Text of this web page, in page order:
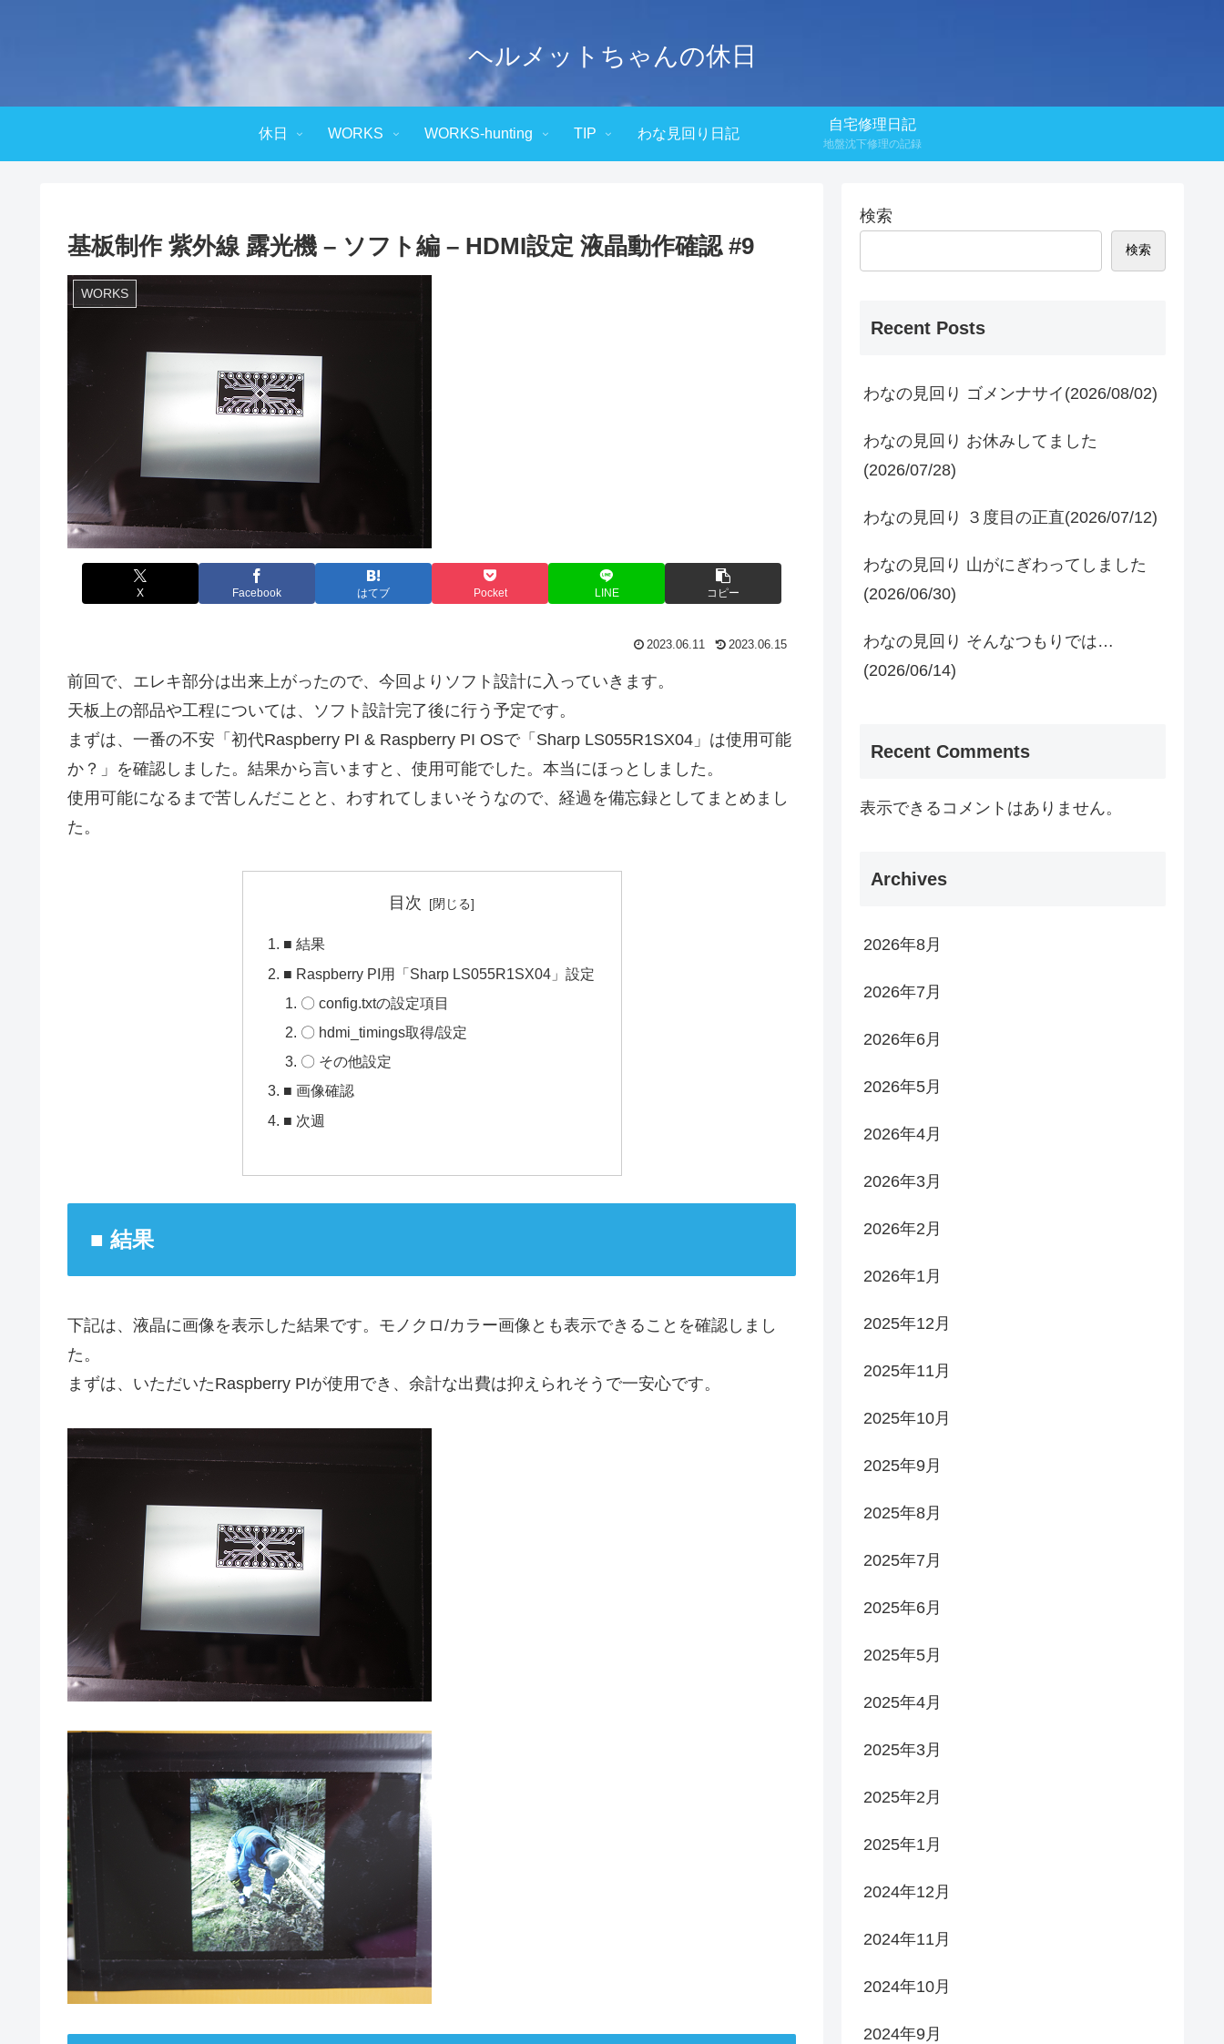
ヘルメットちゃんの休日
休日 WORKS WORKS-hunting TIP わな見回り日記
自宅修理日記
地盤沈下修理の記録
基板制作 紫外線 露光機 – ソフト編 – HDMI設定 液晶動作確認 #9
WORKS
X Facebook はてブ Pocket LINE コピー
2023.06.11 2023.06.15
前回で、エレキ部分は出来上がったので、今回よりソフト設計に入っていきます。
天板上の部品や工程については、ソフト設計完了後に行う予定です。
まずは、一番の不安「初代Raspberry PI & Raspberry PI OSで「Sharp LS055R1SX04」は使用可能
か？」を確認しました。結果から言いますと、使用可能でした。本当にほっとしました。
使用可能になるまで苦しんだことと、わすれてしまいそうなので、経過を備忘録としてまとめまし
た。
目次
■ 結果
■ Raspberry PI用「Sharp LS055R1SX04」設定
〇 config.txtの設定項目
〇 hdmi_timings取得/設定
〇 その他設定
■ 画像確認
■ 次週
■ 結果
下記は、液晶に画像を表示した結果です。モノクロ/カラー画像とも表示できることを確認しまし
た。
まずは、いただいたRaspberry PIが使用でき、余計な出費は抑えられそうで一安心です。
検索
検索
Recent Posts
わなの見回り ゴメンナサイ(2026/08/02)
わなの見回り お休みしてました
(2026/07/28)
わなの見回り ３度目の正直(2026/07/12)
わなの見回り 山がにぎわってしました
(2026/06/30)
わなの見回り そんなつもりでは…
(2026/06/14)
Recent Comments
表示できるコメントはありません。
Archives
2026年8月
2026年7月
2026年6月
2026年5月
2026年4月
2026年3月
2026年2月
2026年1月
2025年12月
2025年11月
2025年10月
2025年9月
2025年8月
2025年7月
2025年6月
2025年5月
2025年4月
2025年3月
2025年2月
2025年1月
2024年12月
2024年11月
2024年10月
2024年9月